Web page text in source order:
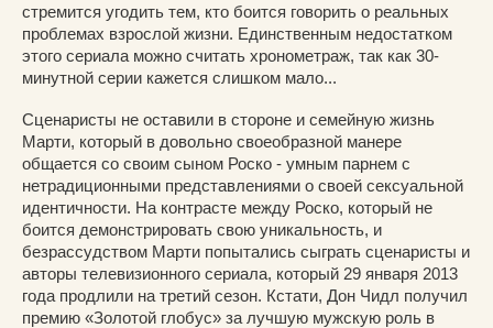
стремится угодить тем, кто боится говорить о реальных
проблемах взрослой жизни. Единственным недостатком
этого сериала можно считать хронометраж, так как 30-
минутной серии кажется слишком мало...
Сценаристы не оставили в стороне и семейную жизнь
Марти, который в довольно своеобразной манере
общается со своим сыном Роско - умным парнем с
нетрадиционными представлениями о своей сексуальной
идентичности. На контрасте между Роско, который не
боится демонстрировать свою уникальность, и
безрассудством Марти попытались сыграть сценаристы и
авторы телевизионного сериала, который 29 января 2013
года продлили на третий сезон. Кстати, Дон Чидл получил
премию «Золотой глобус» за лучшую мужскую роль в